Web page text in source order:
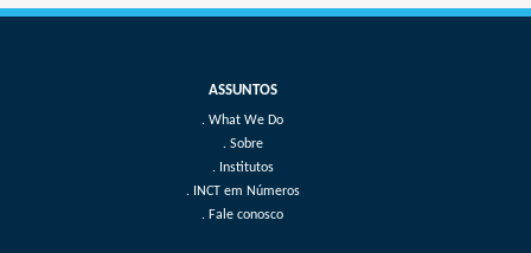
What We Do
Sobre
Institutos
INCT em Números
Fale conosco